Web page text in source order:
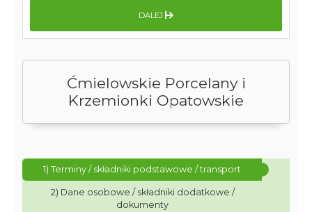
Ćmielowskie Porcelany i
Krzemionki Opatowskie
1) Terminy / składniki podstawowe / transport
2) Dane osobowe / składniki dodatkowe /
dokumenty
DALEJ